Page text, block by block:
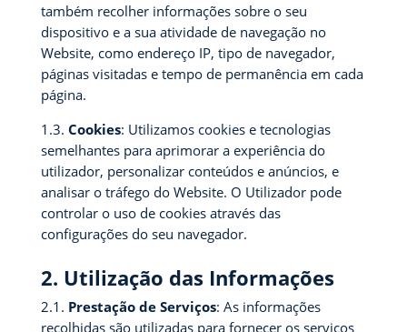
também recolher informações sobre o seu
dispositivo e a sua atividade de navegação no
Website, como endereço IP, tipo de navegador,
páginas visitadas e tempo de permanência em cada
página.
1.3. Cookies: Utilizamos cookies e tecnologias
semelhantes para aprimorar a experiência do
utilizador, personalizar conteúdos e anúncios, e
analisar o tráfego do Website. O Utilizador pode
controlar o uso de cookies através das
configurações do seu navegador.
2. Utilização das Informações
2.1. Prestação de Serviços: As informações
recolhidas são utilizadas para fornecer os serviços